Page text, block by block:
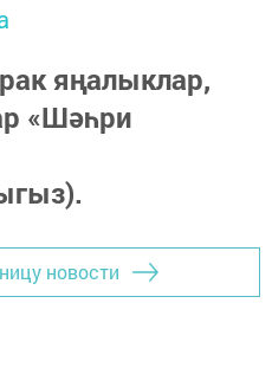
яңалыклар,
«Шәһри
новости